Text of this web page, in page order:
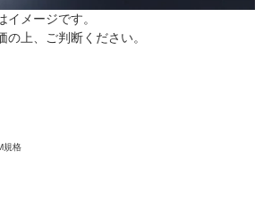
トはイメージです。
上、ご判断ください。
規格